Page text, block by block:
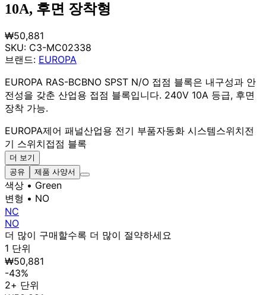
10A, 후면 장착형
₩50,881
SKU: C3-MC02338
브랜드: EUROPA
EUROPA RAS-BCBNO SPST N/O 접점 블록은 내구성과 안
전성을 갖춘 산업용 접점 블록입니다. 240V 10A 등급, 후면
장착 가능.
EUROPA제어 패널산업용 전기 부품자동화 시스템스위치전
기 스위치접점 블록
더 보기
공유
제품 사양서
색상 • Green
변형 • NO
NC
NO
더 많이 구매할수록 더 많이 절약하세요
1 단위
₩50,881
-43%
2+ 단위